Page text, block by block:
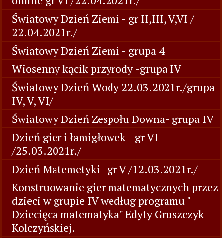
Światowy Dzień Ziemi - gr II,III, V,VI /
22.04.2021r./
Światowy Dzień Ziemi - grupa 4
Wiosenny kącik przyrody -grupa IV
Światowy Dzień Wody 22.03.2021r./grupa
IV, V, VI/
Światowy Dzień Zespołu Downa- grupa IV
Dzień gier i łamigłowek - gr VI
/25.03.2021r./
Dzień Matemetyki -gr V /12.03.2021r./
Konstruowanie gier matematycznych przez
dzieci w grupie IV według programu "
Dziecięca matematyka" Edyty Gruszczyk-
Kolczyńskiej.